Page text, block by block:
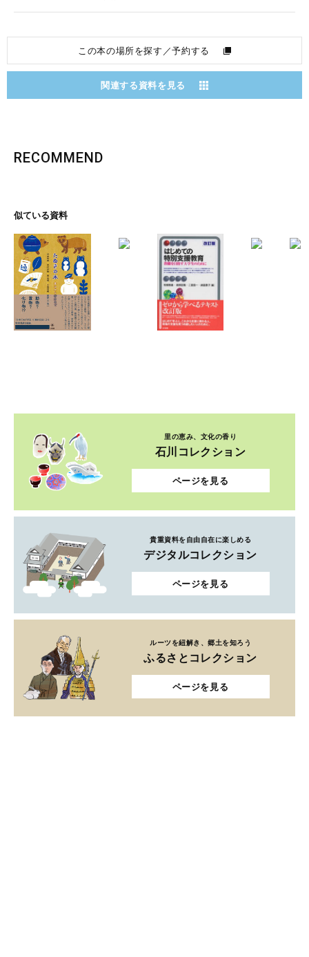
この本の場所を探す／予約する
関連する資料を見る
RECOMMEND
似ている資料
里の恵み、文化の香り
石川コレクション
ページを見る
貴重資料を自由自在に楽しめる
デジタルコレクション
ページを見る
ルーツを紐解き、郷土を知ろう
ふるさとコレクション
ページを見る